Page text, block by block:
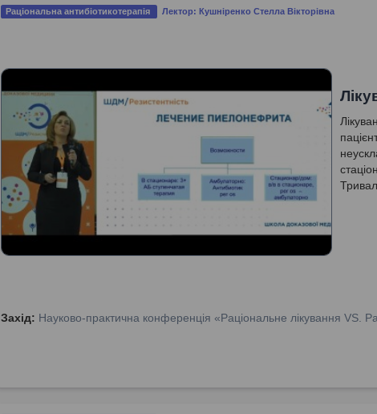
Раціональна антибіотикотерапія Лектор: Кушніренко Стелла Вікторівна
Захід: Науково-практична конференція «Раціональне лікування VS.